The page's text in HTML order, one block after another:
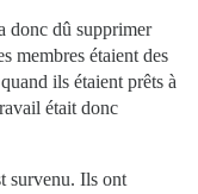
donc dû supprimer
membres étaient des
ils étaient prêts à
était donc
survenu. Ils ont